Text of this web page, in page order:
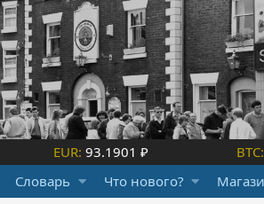
EUR: 93.1901 ₽ BTC:
Словарь Что нового?